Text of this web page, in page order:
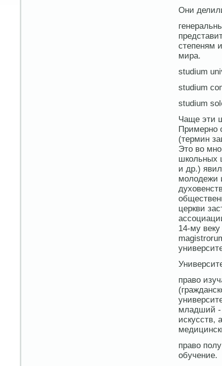
Они
степеням
мира.
studium
studium
studium
Чаще эти
Примерно
(термин
Это во
школьных
и др.)
молодежи
церкви
14-му
право
младший -
искусств,
право
обучение.